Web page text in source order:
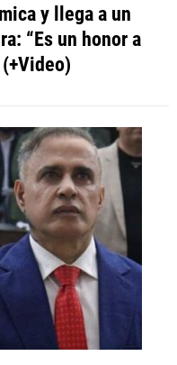
y llega a un
“Es un honor a